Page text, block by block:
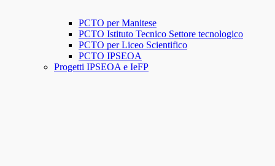
PCTO per Manitese
PCTO Istituto Tecnico Settore tecnologico
PCTO per Liceo Scientifico
PCTO IPSEOA
Progetti IPSEOA e IeFP